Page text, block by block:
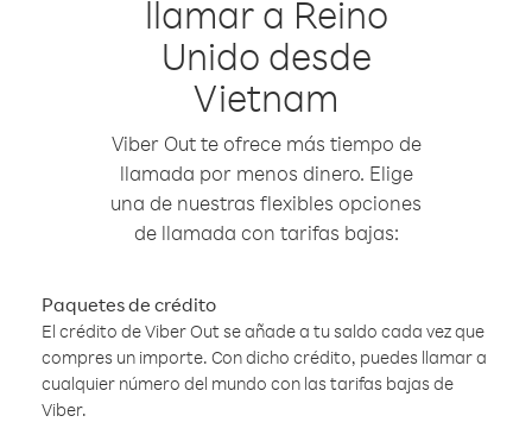
llamar a Reino
Unido desde
Vietnam
Viber Out te ofrece más tiempo de
llamada por menos dinero. Elige
una de nuestras flexibles opciones
de llamada con tarifas bajas:
Paquetes de crédito
El crédito de Viber Out se añade a tu saldo cada vez que
compres un importe. Con dicho crédito, puedes llamar a
cualquier número del mundo con las tarifas bajas de
Viber.